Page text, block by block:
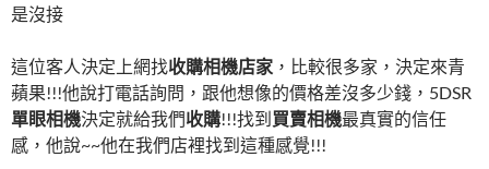
是沒接
這位客人決定上網找收購相機店家 ，比較很多家，決定來青
蘋果!!!他說打電話詢問，跟他想像的價格差沒多少錢，5DSR
單眼相機決定就給我們收購!!!找到 買賣相機最真實的信任
感，他說~~他在我們店裡找到這種感覺!!!